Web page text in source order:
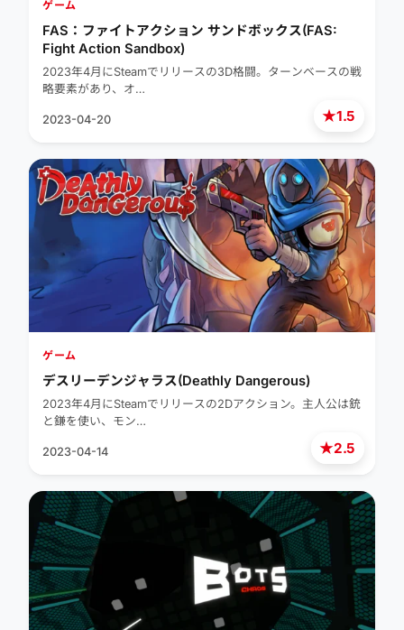
★1.5
ゲーム
FAS：ファイトアクション サンドボックス(FAS:
Fight Action Sandbox)
2023年4月にSteamでリリースの3D格闘。ターンベースの戦
略要素があり、オ…
2023-04-20
★2.5
ゲーム
デスリーデンジャラス(Deathly Dangerous)
2023年4月にSteamでリリースの2Dアクション。主人公は銃
と鎌を使い、モン…
2023-04-14